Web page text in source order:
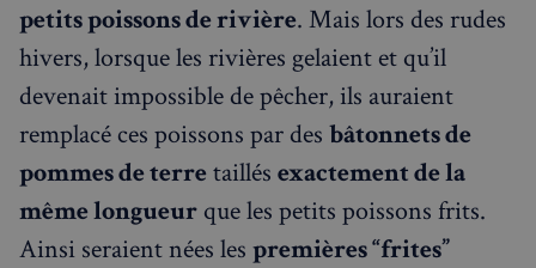
petits poissons de rivière. Mais lors des rudes
hivers, lorsque les rivières gelaient et qu’il
devenait impossible de pêcher, ils auraient
remplacé ces poissons par des bâtonnets de
pommes de terretaillés exactement de la
même longueur que les petits poissons frits.
Ainsi seraient nées les premières “frites”